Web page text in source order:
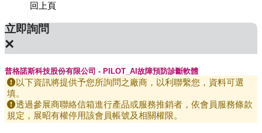
回上頁
立即詢問
×
普格諾斯科技股份有限公司 - PILOT_AI故障預防診斷軟體
以下資訊將提供予您所詢問之廠商，以利聯繫您，資料可選
填。
透過參展商聯絡信箱進行產品或服務推銷者，依會員服務條款
規定，展昭有權停用該會員帳號及相關權限。